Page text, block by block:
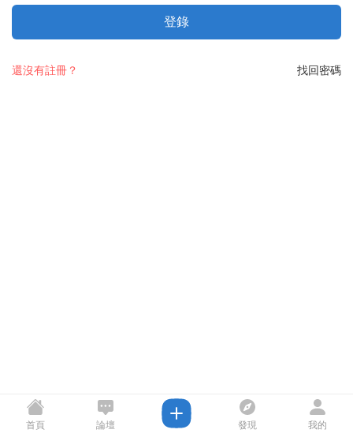
登錄
找回密碼
還沒有註冊？
首頁 論壇 發現 我的